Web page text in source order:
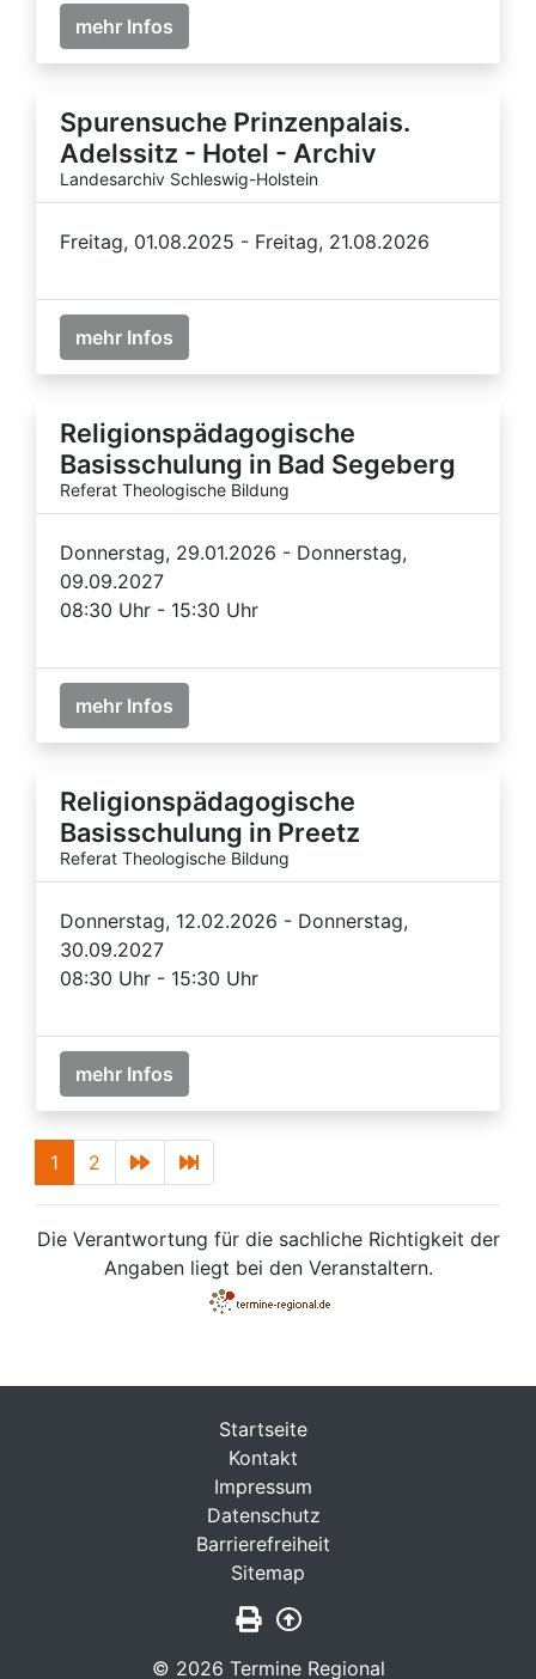
mehr Infos
Spurensuche Prinzenpalais.
Adelssitz - Hotel - Archiv
Landesarchiv Schleswig-Holstein
Freitag, 01.08.2025 - Freitag, 21.08.2026
mehr Infos
Religionspädagogische
Basisschulung in Bad Segeberg
Referat Theologische Bildung
Donnerstag, 29.01.2026 - Donnerstag,
09.09.2027
08:30 Uhr - 15:30 Uhr
mehr Infos
Religionspädagogische
Basisschulung in Preetz
Referat Theologische Bildung
Donnerstag, 12.02.2026 - Donnerstag,
30.09.2027
08:30 Uhr - 15:30 Uhr
mehr Infos
1 2
Die Verantwortung für die sachliche Richtigkeit der
Angaben liegt bei den Veranstaltern.
© 2026 Termine Regional
Startseite
Kontakt
Impressum
Datenschutz
Barrierefreiheit
Sitemap
Seite drucken
Zurück nach oben